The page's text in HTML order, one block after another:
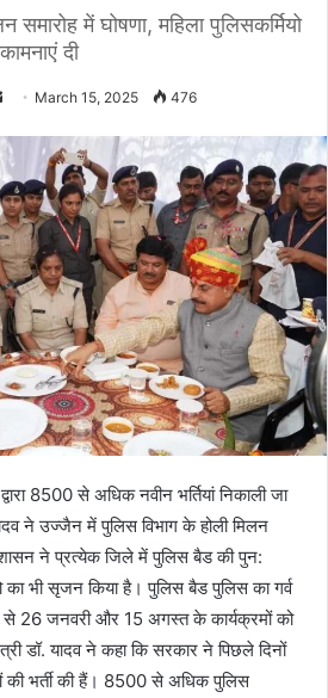
समारोह में घोषणा, महिला पुलिसकर्मियो
दी
Send
email
March 15, 2025 476
8500 से अधिक नवीन भर्तियां निकाली जा
ने उज्जैन में पुलिस विभाग के होली मिलन
ने प्रत्येक जिले में पुलिस बैड की पुन:
भी सृजन किया है। पुलिस बैड पुलिस का गर्व
से 26 जनवरी और 15 अगस्त के कार्यक्रमों को
डॉ. यादव ने कहा कि सरकार ने पिछले दिनों
की भर्ती की हैं। 8500 से अधिक पुलिस